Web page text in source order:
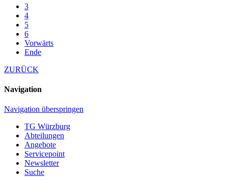
3
4
5
6
Vorwärts
Ende
ZURÜCK
Navigation
Navigation überspringen
TG Würzburg
Abteilungen
Angebote
Servicepoint
Newsletter
Suche